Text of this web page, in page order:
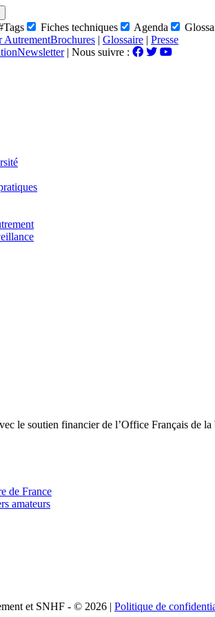
Fiches techniques Agenda
AutrementBrochures | Glossaire | Presse
Newsletter| Nous suivre :
le soutien financier de l’Office Français de la
de France
amateurs
et SNHF - © 2026 | Politique de